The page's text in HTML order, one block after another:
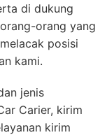
di dukung
orang yang
posisi
kami.
jenis
Carier, kirim
kirim